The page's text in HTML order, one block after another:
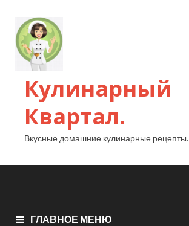
Кулинарный
Квартал.
Вкусные домашние кулинарные рецепты.
ГЛАВНОЕ МЕНЮ